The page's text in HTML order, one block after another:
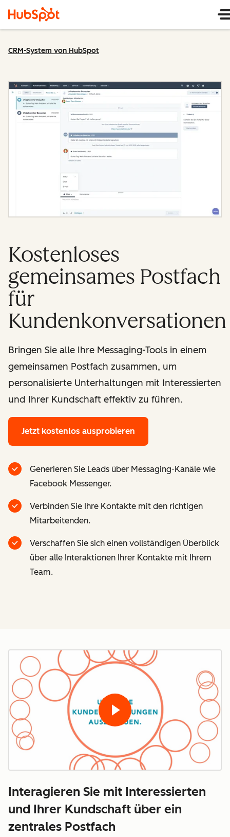
CRM-System von HubSpot
Kostenloses
gemeinsames Postfach
für
Kundenkonversationen
Bringen Sie alle Ihre Messaging-Tools in einem
gemeinsamen Postfach zusammen, um
personalisierte Unterhaltungen mit Interessierten
und Ihrer Kundschaft effektiv zu führen.
Jetzt kostenlos ausprobieren
Generieren Sie Leads über Messaging-Kanäle wie
Facebook Messenger.
Verbinden Sie Ihre Kontakte mit den richtigen
Mitarbeitenden.
Verschaffen Sie sich einen vollständigen Überblick
über alle Interaktionen Ihrer Kontakte mit Ihrem
Team.
Interagieren Sie mit Interessierten
und Ihrer Kundschaft über ein
zentrales Postfach